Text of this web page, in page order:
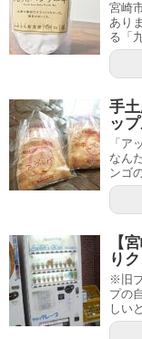
宮崎
あり
る「
手
ッ
「ア
なん
ンゴ
【
り
※旧
プの
しい